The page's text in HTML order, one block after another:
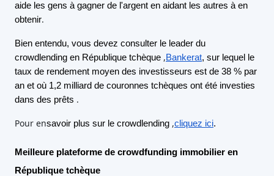
aide les gens à gagner de l'argent en aidant les autres à en
obtenir.
Bien entendu, vous devez consulter le leader du
crowdlending en République tchèque ,Bankerat, sur lequel le
taux de rendement moyen des investisseurs est de 38 % par
an et où 1,2 milliard de couronnes tchèques ont été investies
dans des prêts .
Pour ensavoir plus sur le crowdlending ,cliquez ici.
Meilleure plateforme de crowdfunding immobilier en
République tchèque